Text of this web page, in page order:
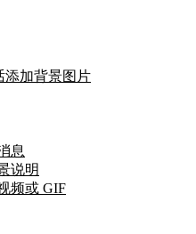
添加背景图片
息
说明
频或 GIF